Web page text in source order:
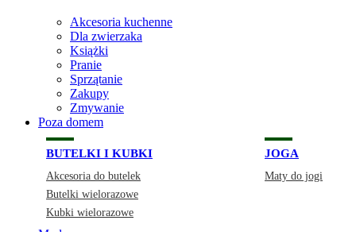
Akcesoria kuchenne
Dla zwierzaka
Książki
Pranie
Sprzątanie
Zakupy
Zmywanie
Poza domem
BUTELKI I KUBKI
Akcesoria do butelek
Butelki wielorazowe
Kubki wielorazowe
JOGA
Maty do jogi